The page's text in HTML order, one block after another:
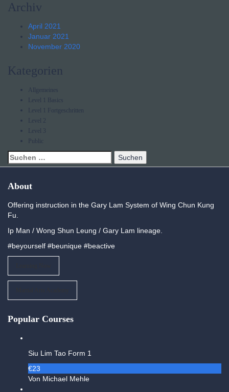
Archiv
April 2021
Januar 2021
November 2020
Kategorien
Allgemeines
Level 1 Basics
Level 1 Fortgeschritten
Level 2
Level 3
Public
About
Offering instruction in the Gary Lam System of Wing Chun Kung
Fu.
Ip Man / Wong Shun Leung / Gary Lam lineage.
#beyourself #beunique #beactive
Popular Courses
Siu Lim Tao Form 1
€23
Von Michael Mehle